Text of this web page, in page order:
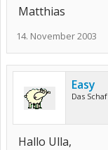
Matthias
14. November 2003
Easy
Das Schaf
Hallo Ulla,